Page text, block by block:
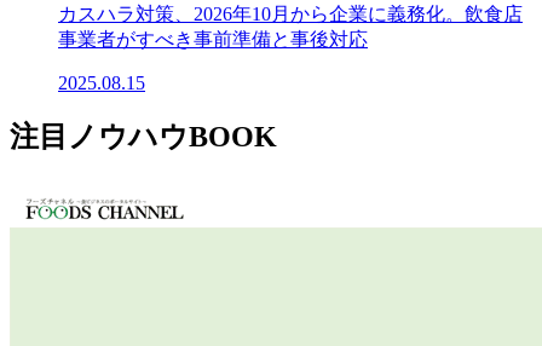
カスハラ対策、2026年10月から企業に義務化。飲食店
事業者がすべき事前準備と事後対応
2025.08.15
注目ノウハウBOOK